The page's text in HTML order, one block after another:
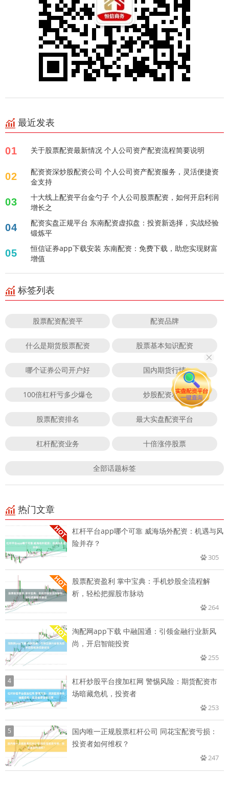
最近发表
01 关于股票配资最新情况 个人公司资产配资流程简要说明
02
配资资深炒股配资公司 个人公司资产配资服务，灵活便捷资
金支持
03
十大线上配资平台金勺子 个人公司股票配资，如何开启利润
增长之
04
配资实盘正规平台 东南配资虚拟盘：投资新选择，实战经验
锻炼平
05
恒信证券app下载安装 东南配资：免费下载，助您实现财富
增值
标签列表
股票配资配资平 配资品牌
什么是期货股票配资 股票基本知识配资
哪个证券公司开户好 国内期货行情
100倍杠杆亏多少爆仓 炒股配资利息
股票配资排名 最大实盘配资平台
杠杆配资业务 十倍涨停股票
全部话题标签
热门文章
杠杆平台app哪个可靠 威海场外配资：机遇与风
险并存？
305
股票配资盈利 掌中宝典：手机炒股全流程解
析，轻松把握股市脉动
264
淘配网app下载 中融国通：引领金融行业新风
尚，开启智能投资
255
4
杠杆炒股平台搜加杠网 警惕风险：期货配资市
场暗藏危机，投资者
253
5
国内唯一正规股票杠杆公司 同花宝配资亏损：
投资者如何维权？
247